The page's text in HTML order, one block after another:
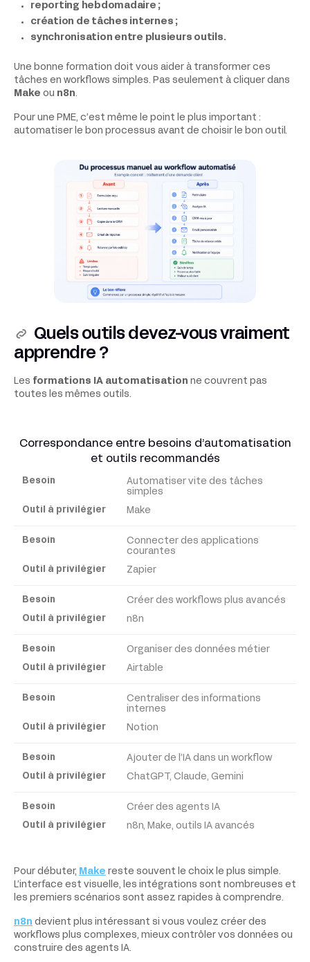
reporting hebdomadaire ;
création de tâches internes ;
synchronisation entre plusieurs outils.
Une bonne formation doit vous aider à transformer ces
tâches en workflows simples. Pas seulement à cliquer dans
Make ou n8n.
Pour une PME, c’est même le point le plus important :
automatiser le bon processus avant de choisir le bon outil.
Quels outils devez-vous vraiment
apprendre ?
Les formations IA automatisation ne couvrent pas
toutes les mêmes outils.
Correspondance entre besoins d’automatisation
et outils recommandés
Besoin
à
Automatiser vite des tâches
simples
Make
Connecter des applications
courantes
Zapier
Créer des workflows plus avancés
n8n
Organiser des données métier
Airtable
Centraliser des informations
internes
Notion
Ajouter de l’IA dans un workflow
ChatGPT, Claude, Gemini
Créer des agents IA
n8n, Make, outils IA avancés
Pour débuter, Make reste souvent le choix le plus simple.
L’interface est visuelle, les intégrations sont nombreuses et
les premiers scénarios sont assez rapides à comprendre.
n8n devient plus intéressant si vous voulez créer des
workflows plus complexes, mieux contrôler vos données ou
construire des agents IA.